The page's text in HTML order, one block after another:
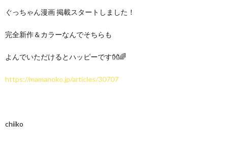
ぐっちゃん漫画 掲載スタートしました！
完全新作＆カラーなんでそちらも
よんでいただけるとハッピーです👐🌈
https://mamanoko.jp/articles/30707
chiiko